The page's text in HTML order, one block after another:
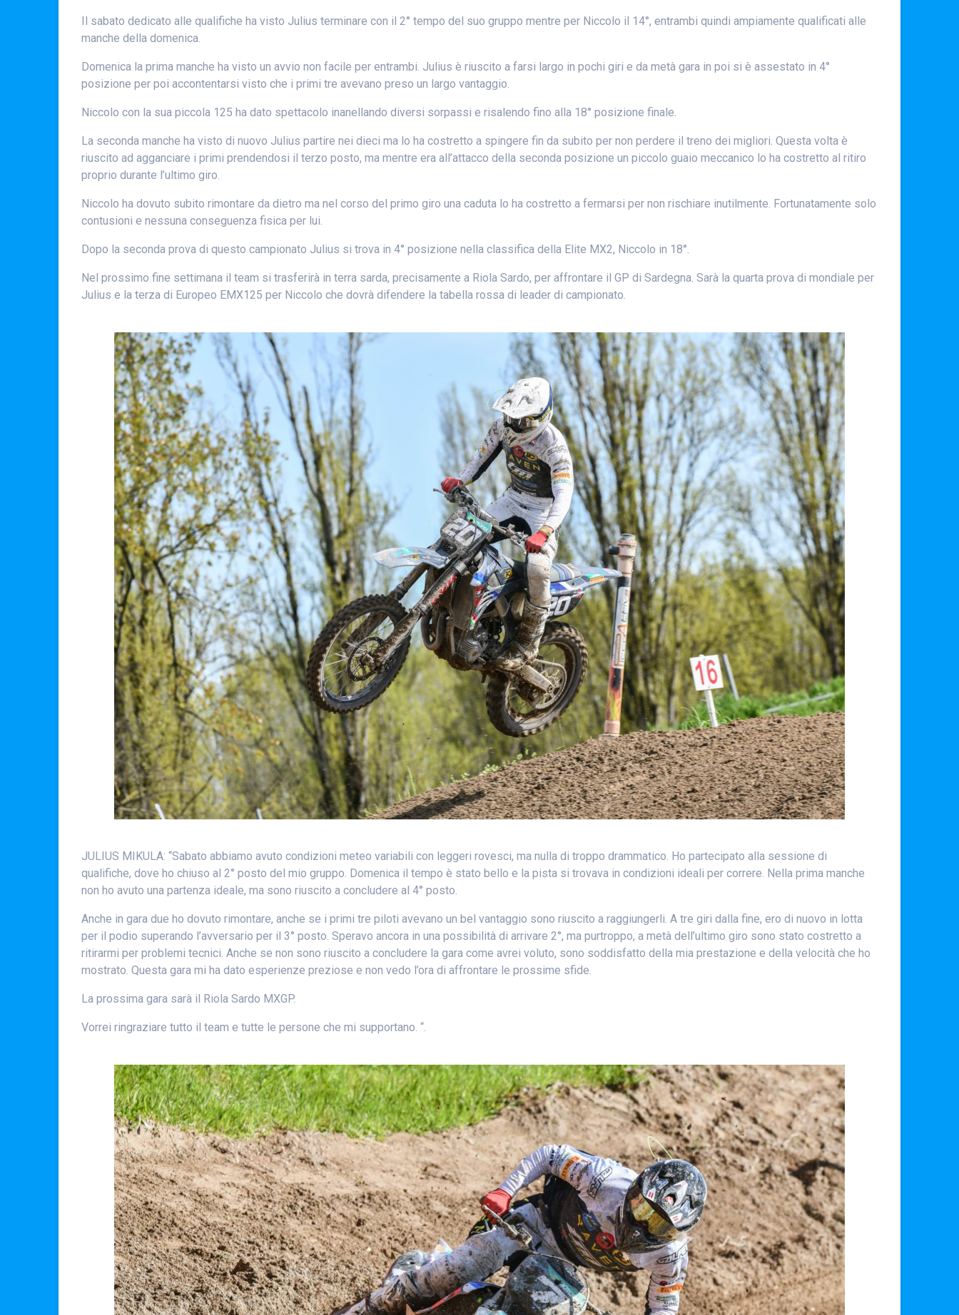
Il sabato dedicato alle qualifiche ha visto Julius terminare con il 2° tempo del suo gruppo mentre per Niccolo il 14°, entrambi quindi ampiamente qualificati alle
manche della domenica.
Domenica la prima manche ha visto un avvio non facile per entrambi. Julius è riuscito a farsi largo in pochi giri e da metà gara in poi si è assestato in 4°
posizione per poi accontentarsi visto che i primi tre avevano preso un largo vantaggio.
Niccolo con la sua piccola 125 ha dato spettacolo inanellando diversi sorpassi e risalendo fino alla 18° posizione finale.
La seconda manche ha visto di nuovo Julius partire nei dieci ma lo ha costretto a spingere fin da subito per non perdere il treno dei migliori. Questa volta è
riuscito ad agganciare i primi prendendosi il terzo posto, ma mentre era all’attacco della seconda posizione un piccolo guaio meccanico lo ha costretto al ritiro
proprio durante l’ultimo giro.
Niccolo ha dovuto subito rimontare da dietro ma nel corso del primo giro una caduta lo ha costretto a fermarsi per non rischiare inutilmente. Fortunatamente solo
contusioni e nessuna conseguenza fisica per lui.
Dopo la seconda prova di questo campionato Julius si trova in 4° posizione nella classifica della Elite MX2, Niccolo in 18°.
Nel prossimo fine settimana il team si trasferirà in terra sarda, precisamente a Riola Sardo, per affrontare il GP di Sardegna. Sarà la quarta prova di mondiale per
Julius e la terza di Europeo EMX125 per Niccolo che dovrà difendere la tabella rossa di leader di campionato.
JULIUS MIKULA: “Sabato abbiamo avuto condizioni meteo variabili con leggeri rovesci, ma nulla di troppo drammatico. Ho partecipato alla sessione di
qualifiche, dove ho chiuso al 2° posto del mio gruppo. Domenica il tempo è stato bello e la pista si trovava in condizioni ideali per correre. Nella prima manche
non ho avuto una partenza ideale, ma sono riuscito a concludere al 4° posto.
Anche in gara due ho dovuto rimontare, anche se i primi tre piloti avevano un bel vantaggio sono riuscito a raggiungerli. A tre giri dalla fine, ero di nuovo in lotta
per il podio superando l’avversario per il 3° posto. Speravo ancora in una possibilità di arrivare 2°, ma purtroppo, a metà dell’ultimo giro sono stato costretto a
ritirarmi per problemi tecnici. Anche se non sono riuscito a concludere la gara come avrei voluto, sono soddisfatto della mia prestazione e della velocità che ho
mostrato. Questa gara mi ha dato esperienze preziose e non vedo l’ora di affrontare le prossime sfide.
La prossima gara sarà il Riola Sardo MXGP.
Vorrei ringraziare tutto il team e tutte le persone che mi supportano. “.